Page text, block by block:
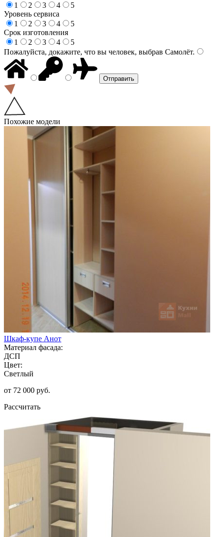
1
2 3 4
5
Уровень сервиса
1
2 3 4
5
Срок изготовления
1
2 3 4
5
Пожалуйста, докажите, что вы человек, выбрав Самолёт.
Похожие модели
Шкаф-купе Анот
Материал фасада:
ДСП
Цвет:
Светлый
от 72 000 руб.
Рассчитать